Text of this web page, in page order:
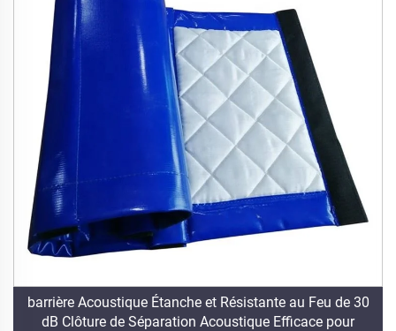
barrière Acoustique Étanche et Résistante au Feu de 30
dB Clôture de Séparation Acoustique Efficace pour